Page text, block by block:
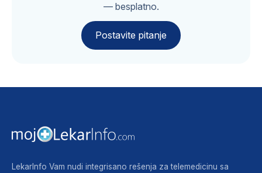
— besplatno.
Postavite pitanje
LekarInfo Vam nudi integrisano rešenja za telemedicinu sa